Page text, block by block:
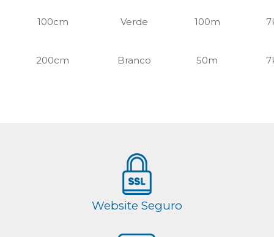
100cm Verde 100m
200cm Branco 50m
Website Seguro